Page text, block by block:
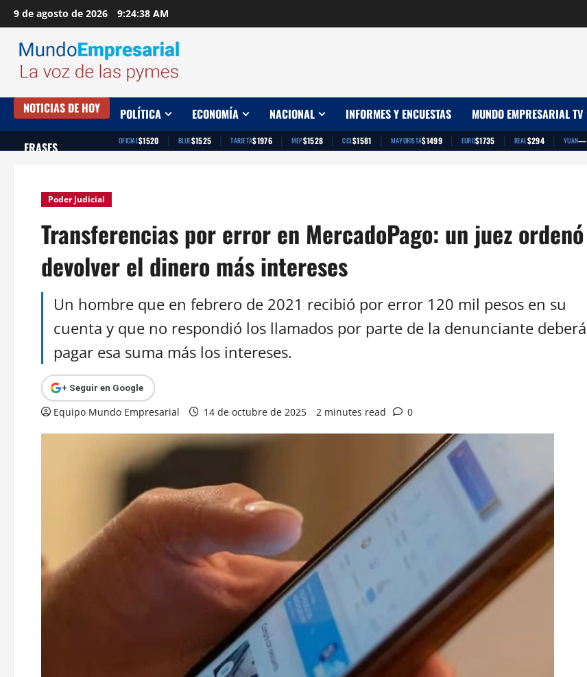
Saltar
al
contenido
9 de agosto de 2026 9:24:39 AM
NOTICIAS DE HOY POLÍTICA ECONOMÍA NACIONAL INFORMES Y ENCUESTAS MUNDO EMPRESARIAL TV
FRASES OFICIAL$1520 | BLUE$1525 | TARJETA$1976 | MEP$1528 | CCL$1581 | MAYORISTA$1499 | EURO$1735 | REAL$294 | YUAN—
Poder Judicial
Transferencias por error en MercadoPago: un juez ordenó
devolver el dinero más intereses
Un hombre que en febrero de 2021 recibió por error 120 mil pesos en su
cuenta y que no respondió los llamados por parte de la denunciante deberá
pagar esa suma más los intereses.
+ Seguir en Google
Equipo Mundo Empresarial 14 de octubre de 2025 2 minutes read 0